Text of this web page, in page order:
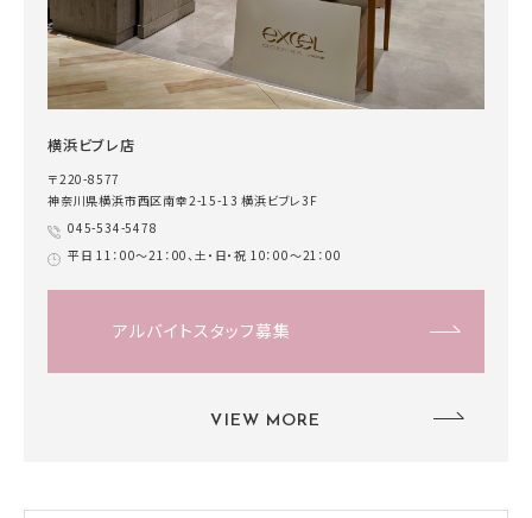
横浜ビブレ店
〒220-8577
神奈川県横浜市西区南幸2-15-13 横浜ビブレ3F
045-534-5478
平日 11：00～21：00、土・日・祝 10：00～21：00
アルバイトスタッフ募集
VIEW MORE